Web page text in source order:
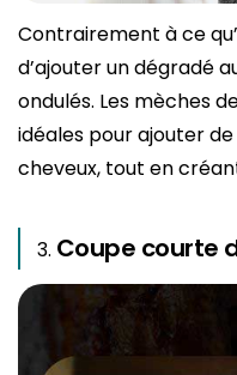
Contrairement à ce
d’ajouter un dégradé
ondulés. Les mèches
idéales pour ajouter
cheveux, tout en
Coupe courte